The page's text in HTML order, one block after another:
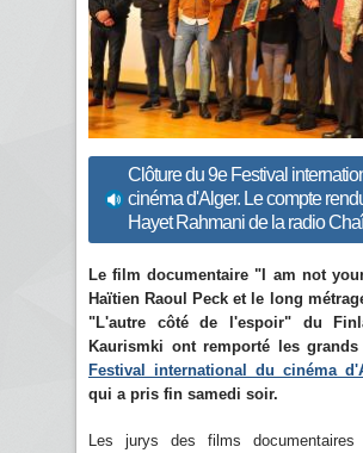
Clôture du 9e Festival
cinéma d'Alger. Le compte
Hayet Rahmani de la radio
Le film documentaire "I am not
Haïtien Raoul Peck et le long
"L'autre côté de l'espoir" du
Kaurismki ont remporté les
Festival international du cinéma
qui a pris fin samedi soir.
Les jurys des films documentaires